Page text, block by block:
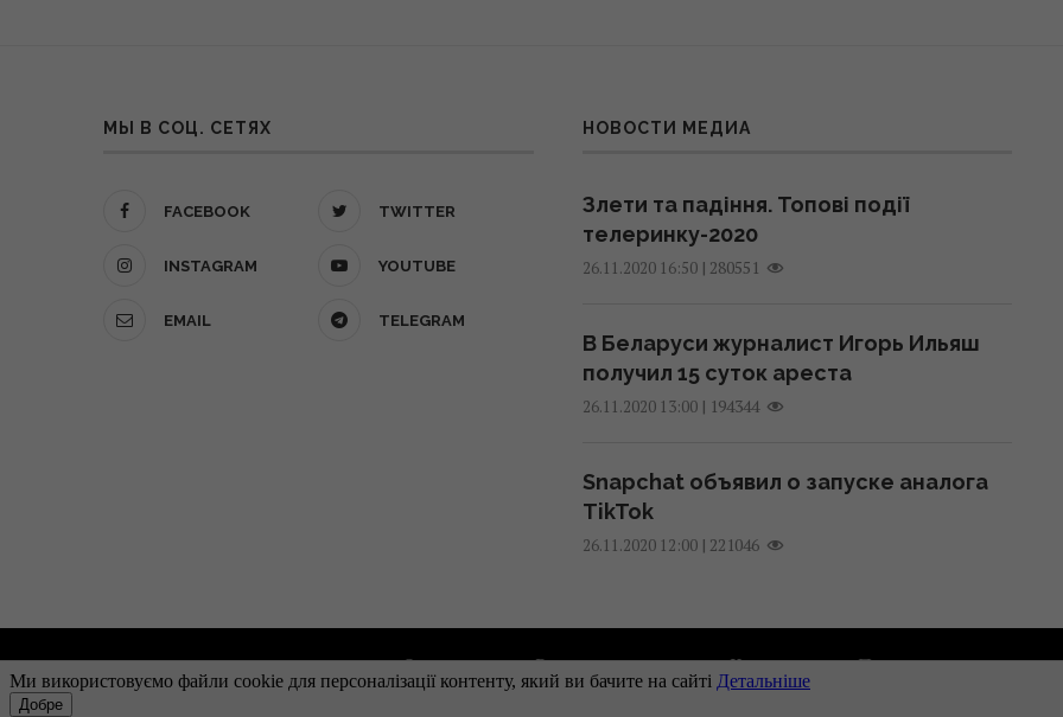
МЫ В СОЦ. СЕТЯХ
FACEBOOK TWITTER
INSTAGRAM YOUTUBE
EMAIL TELEGRAM
НОВОСТИ МЕДИА
Злети та падіння. Топові події
телеринку-2020
26.11.2020 16:50| 280551
В Беларуси журналист Игорь Ильяш
получил 15 суток ареста
26.11.2020 13:00| 194344
Snapchat объявил о запуске аналога
TikTok
26.11.2020 12:00| 221046
О проекте Рекламодателям Контакты
Правила